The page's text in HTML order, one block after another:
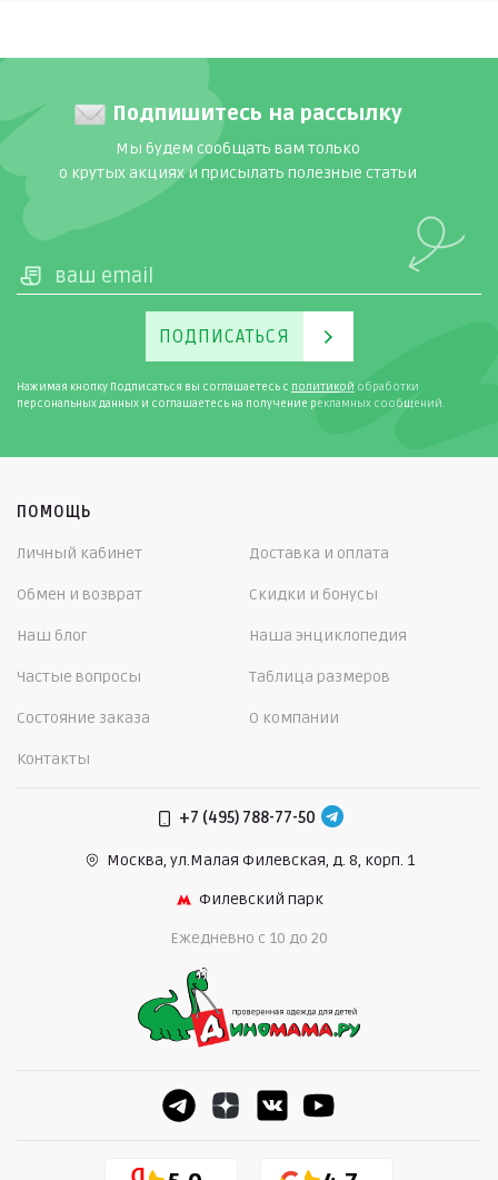
Подпишитесь на рассылку
Мы будем сообщать вам только
о крутых акциях и присылать полезные статьи
ПОДПИСАТЬСЯ
Нажимая кнопку Подписаться вы соглашаетесь с политикой обработки
персональных данных и соглашаетесь на получение рекламных сообщений.
ПОМОЩЬ
Личный кабинет Доставка и оплата
Обмен и возврат Скидки и бонусы
Наш блог Наша энциклопедия
Частые вопросы Таблица размеров
Состояние заказа О компании
Контакты
+7 (495) 788-77-50
Москва, ул.Малая Филевская, д. 8, корп. 1
Филевский парк
Ежедневно c 10 до 20